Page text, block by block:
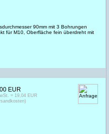
90mm mit 3 Bohrungen
für M10, Oberfläche fein überdreht mit
EUR
= 19,04 EUR